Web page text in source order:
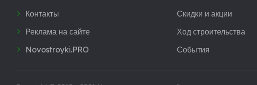
Контакты
Реклама на сайте
Novostroyki.PRO
Скидки и акции
Ход строительства
События